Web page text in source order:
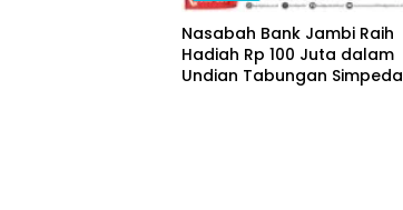
Nasabah Bank Jambi Raih
Hadiah Rp 100 Juta dalam
Undian Tabungan Simpeda